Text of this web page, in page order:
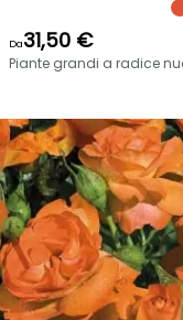
Da31,50 €
Piante grandi a radice